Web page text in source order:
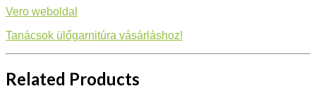
Vero weboldal
Tanácsok ülőgarnitúra vásárláshoz!
Related Products